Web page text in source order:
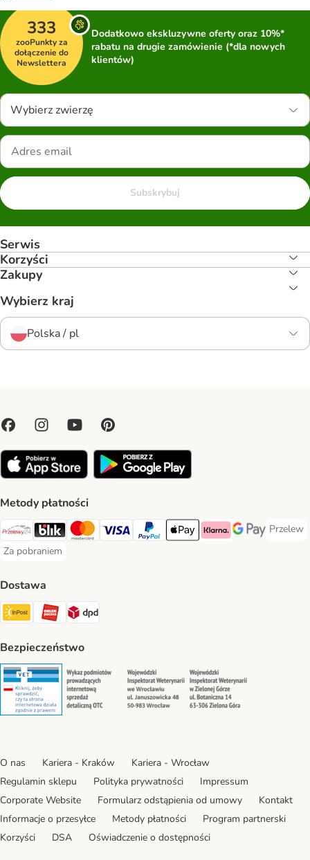
333
zooPunkty za
dołączenie do
Newslettera
Dodatkowo ekskluzywne oferty oraz 10%*
rabatu na drugie zamówienie (*dla nowych
klientów)
Wybierz zwierzę
Subskrybuj
Serwis
Korzyści
Zakupy
Wybierz kraj
Polska / pl
Metody płatności
Przelewy24 Payment Method
Blik Payment Method
MasterCard Payment Method
Visa Payment Method
PayPal Payment Method
Apple Pay Payment Method
Klarna Payment Method
Google Pay
Przelew
Przelew
Za pobraniem
Za pobraniem Payment Method
Dostawa
Paczkomat® Shipping Method
ORLEN Paczka Shipping Method
DPD Shipping Method
Bezpieczeństwo
Security Security Security
O nas Kariera - Kraków
Kariera - Wrocław
Regulamin sklepu
Polityka prywatności
Impressum
Corporate Website
Formularz odstąpienia od umowy
Kontakt
Informacje o przesyłce
Metody płatności
Program partnerski
Korzyści
DSA Oświadczenie o dostępności